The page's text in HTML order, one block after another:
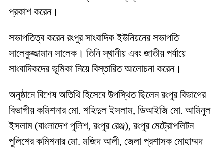
প্রকাশ করেন।
সভাপতিত্ব করেন রংপুর সাংবাদিক ইউনিয়নের সভাপতি
সালেকুজ্জামান সালেক। তিনি স্থানীয় এবং জাতীয় পর্যায়ে
সাংবাদিকদের ভূমিকা নিয়ে বিস্তারিত আলোচনা করেন।
অনুষ্ঠানে বিশেষ অতিথি হিসেবে উপস্থিত ছিলেন রংপুর বিভাগের
বিভাগীয় কমিশনার মো. শহিদুল ইসলাম, ডিআইজি মো. আমিনুল
ইসলাম (বাংলাদেশ পুলিশ, রংপুর রেঞ্জ), রংপুর মেট্রোপলিটন
পুলিশের কমিশনার মো. মজিদ আলী, জেলা প্রশাসক মোহাম্মদ